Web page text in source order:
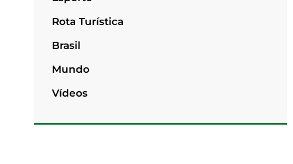
Rota Turística
Brasil
Mundo
Vídeos